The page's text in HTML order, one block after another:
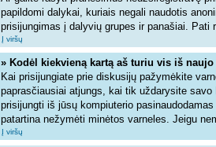
papildomi dalykai, kuriais negali naudotis
prisijungimas į dalyvių grupes ir panašiai.
Į viršų
» Kodėl kiekvieną kartą aš turiu vis iš
Kai prisijungiate prie diskusijų pažymėkite
paprasčiausiai atjungs, kai tik uždarysite
prisijungti iš jūsų kompiuterio
patartina nežymėti minėtos varneles. Jeigu
Į viršų